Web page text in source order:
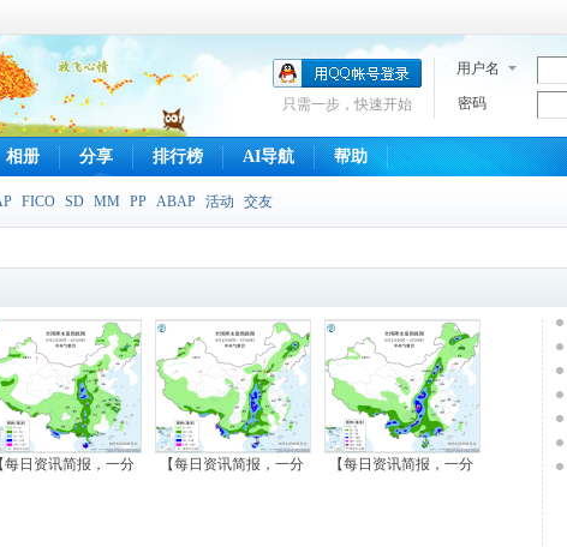
用户名
密码
只需一步，快速开始
相册 分享 排行榜 AI导航 帮助
FICO SD MM PP ABAP 活动 交友
【每日资讯简报，一分 【每日资讯简报，一分 【每日资讯简报，一分